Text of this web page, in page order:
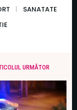
SANATATE
URMĂTOR